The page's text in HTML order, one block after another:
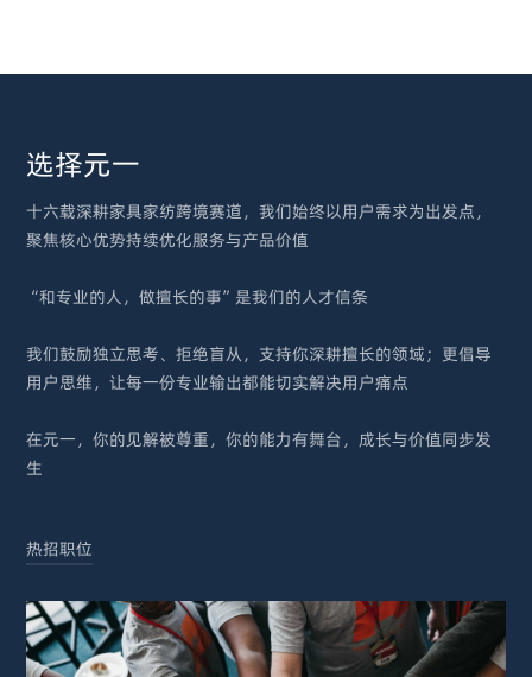
选择元一
十六载深耕家具家纺跨境赛道，我们始终以用户需求为出发点，
聚焦核心优势持续优化服务与产品价值
“和专业的人，做擅长的事”是我们的人才信条
我们鼓励独立思考、拒绝盲从，支持你深耕擅长的领域；更倡导
用户思维，让每一份专业输出都能切实解决用户痛点
在元一，你的见解被尊重，你的能力有舞台，成长与价值同步发
生
热招职位